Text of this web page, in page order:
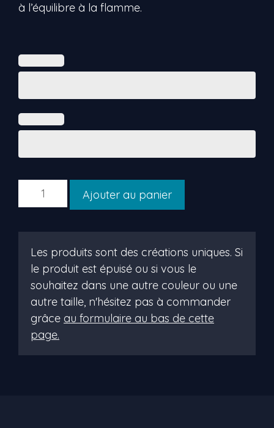
à l’équilibre à la flamme.
quantité
de
Ajouter au panier
Les produits sont des créations uniques. Si
le produit est épuisé ou si vous le
souhaitez dans une autre couleur ou une
autre taille, n'hésitez pas à commander
grâce au formulaire au bas de cette
page.